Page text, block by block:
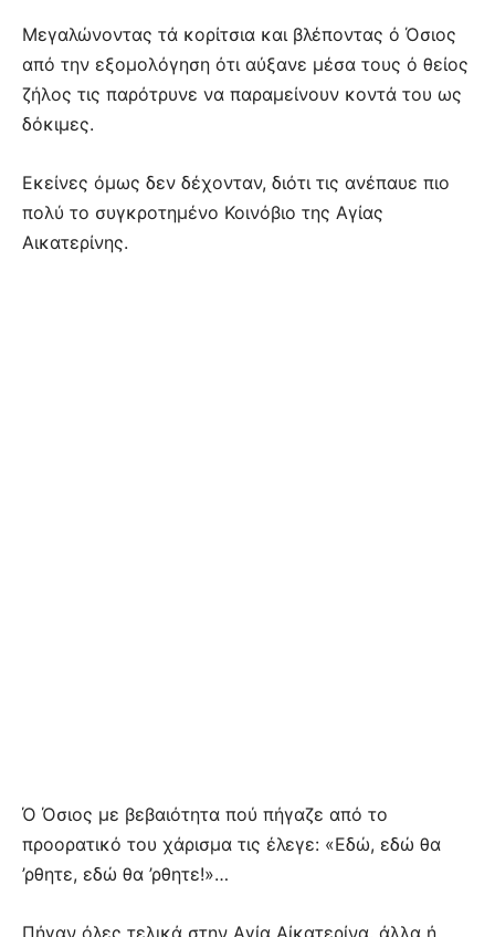
Μεγαλώνοντας τά κορίτσια και βλέποντας ό Όσιος
από την εξομολόγηση ότι αύξανε μέσα τους ό θείος
ζήλος τις παρότρυνε να παραμείνουν κοντά του ως
δόκιμες.
Εκείνες όμως δεν δέχονταν, διότι τις ανέπαυε πιο
πολύ το συγκροτημένο Κοινόβιο της Αγίας
Αικατερίνης.
Ό Όσιος με βεβαιότητα πού πήγαζε από το
προορατικό του χάρισμα τις έλεγε: «Εδώ, εδώ θα
’ρθητε, εδώ θα ’ρθητε!»…